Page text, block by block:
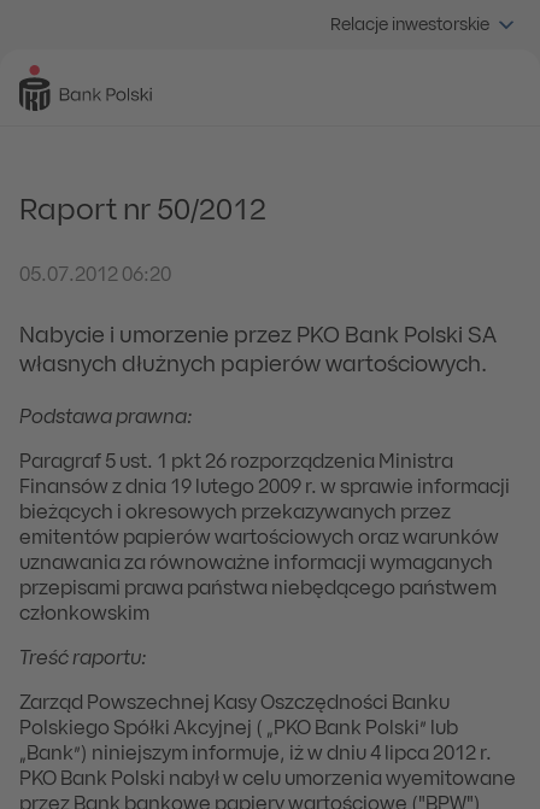
Relacje inwestorskie
Raport nr 50/2012
05.07.2012 06:20
Nabycie i umorzenie przez PKO Bank Polski SA
własnych dłużnych papierów wartościowych.
Podstawa prawna:
Paragraf 5 ust. 1 pkt 26 rozporządzenia Ministra
Finansów z dnia 19 lutego 2009 r. w sprawie informacji
bieżących i okresowych przekazywanych przez
emitentów papierów wartościowych oraz warunków
uznawania za równoważne informacji wymaganych
przepisami prawa państwa niebędącego państwem
członkowskim
Treść raportu:
Zarząd Powszechnej Kasy Oszczędności Banku
Polskiego Spółki Akcyjnej ( „PKO Bank Polski” lub
„Bank”) niniejszym informuje, iż w dniu 4 lipca 2012 r.
PKO Bank Polski nabył w celu umorzenia wyemitowane
przez Bank bankowe papiery wartościowe ("BPW")